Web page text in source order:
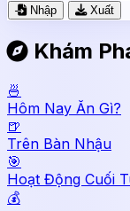
Nhập Xuất
Khám
🍜
Hôm Nay Ăn Gì?
🍺
Trên Bàn Nhậu
🎯
Hoạt Động Cuối
💰